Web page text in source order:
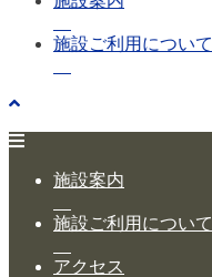
施設ご利用について
施設案内
施設ご利用について
アクセス